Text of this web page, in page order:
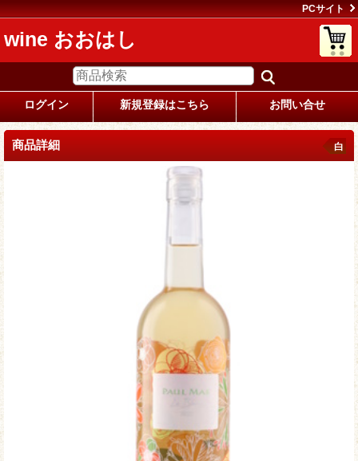
PCサイト
wine おおはし
ログイン 新規登録はこちら お問い合せ
商品詳細 白